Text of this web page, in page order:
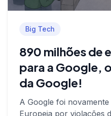
Big Tech
890 milhões de
para a Google,
da Google!
A Google foi
Europeia por violações